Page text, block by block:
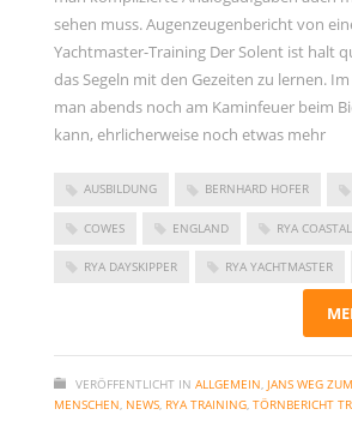
sehen muss. Augenzeugenbericht von
Yachtmaster-Training Der Solent ist halt
das Segeln mit den Gezeiten zu lernen.
man abends noch am Kaminfeuer beim
kann, ehrlicherweise noch etwas mehr
AUSBILDUNG BERNHARD HOFER
COWES ENGLAND RYA
RYA DAYSKIPPER RYA YACHTMASTER
VERÖFFENTLICHT IN ALLGEMEIN, JANS WEG
MENSCHEN, NEWS, RYA TRAINING, TÖRNBERICHT